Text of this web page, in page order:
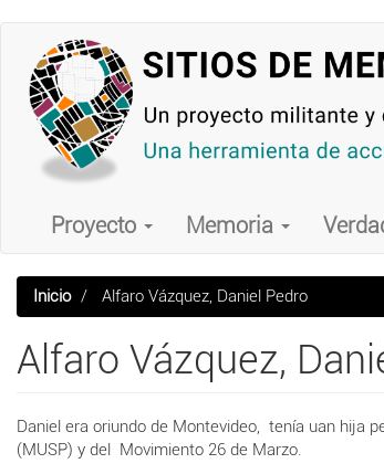
contenido
principal
Main
navigation
Proyecto Memoria
Inicio Alfaro Vázquez, Daniel Pedro
Alfaro Vázquez,
Daniel era oriundo de Montevideo, tenía uan hija
(MUSP) y del Movimiento 26 de Marzo.